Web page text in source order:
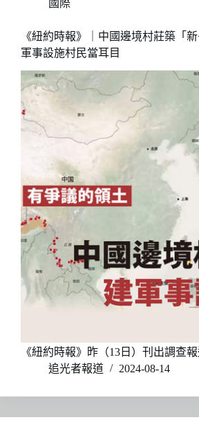
國際
《紐約時報》｜中國邊境村莊築「
軍事設施村民當耳目
《紐約時報》昨（13日）刊出調查
追光者報道
2024-08-14